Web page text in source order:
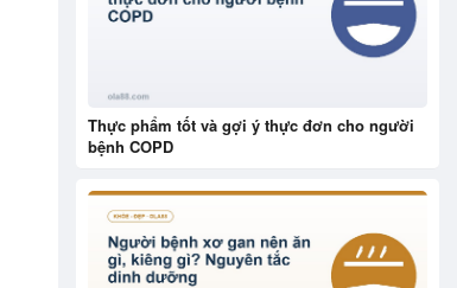
Thực phẩm tốt và gợi ý thực đơn cho người
bệnh COPD